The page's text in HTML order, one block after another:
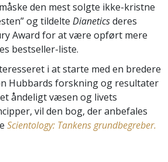
den mest solgte ikke-kristne
og tildelte Dianeticsderes
Award for at være opført mere
bestseller-liste.
i at starte med en bredere
Hubbards forskning og resultater
åndeligt væsen og livets
vil den bog, der anbefales
Scientology: Tankens grundbegreber.